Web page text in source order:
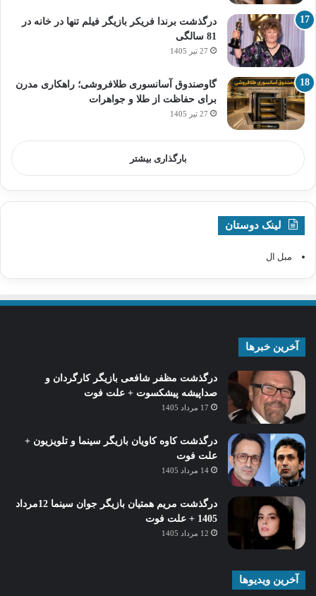
درگذشت برندا فریکر بازیگر فیلم تنها در خانه در
81 سالگی
27 تیر 1405
گاوصندوق آسانسوری طلافروشی؛ راهکاری مدرن
برای حفاظت از طلا و جواهرات
27 تیر 1405
بارگذاری بیشتر
لینک دوستان
مبل ال
آخرین خبرها
درگذشت مظفر شافعی بازیگر کارگردان و
صداپیشه پیشکسوت + علت فوت
17 مرداد 1405
درگذشت کاوه کاویان بازیگر سینما و تلویزیون +
علت فوت
14 مرداد 1405
درگذشت مریم همتیان بازیگر جوان سینما 12مرداد
1405 + علت فوت
12 مرداد 1405
آخرین ویدیوها